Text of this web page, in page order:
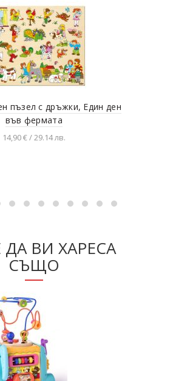
пъзел с дръжки, Един ден
във фермата
14,90 € / 29.14 лв.
ВИ ХАРЕСА
СЪЩО